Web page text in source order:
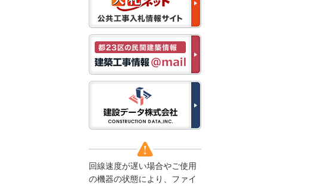
建設資料館をご利用いた
だき、誠に有難うござい
ます。
下記の期間につきまし
て、弊社休業のため情報
更新を停止させていただ
きます。
【期間】１２月２７日
(土)～１月４日(日)
上記の期間、情報の更新
がされませんので、ご了
承のほど、よろしくお願
なお、情報は１月５日
(月)より登録されます。
2025/08/04
回線速度が遅い場合やご使用
の機器の状態により、ファイ